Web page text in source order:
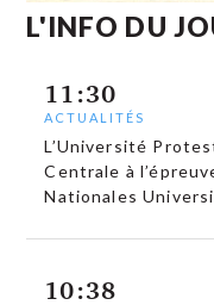
L'INFO DU
11:30
ACTUALITÉS
L’Université
Centrale à
Nationales
10:38